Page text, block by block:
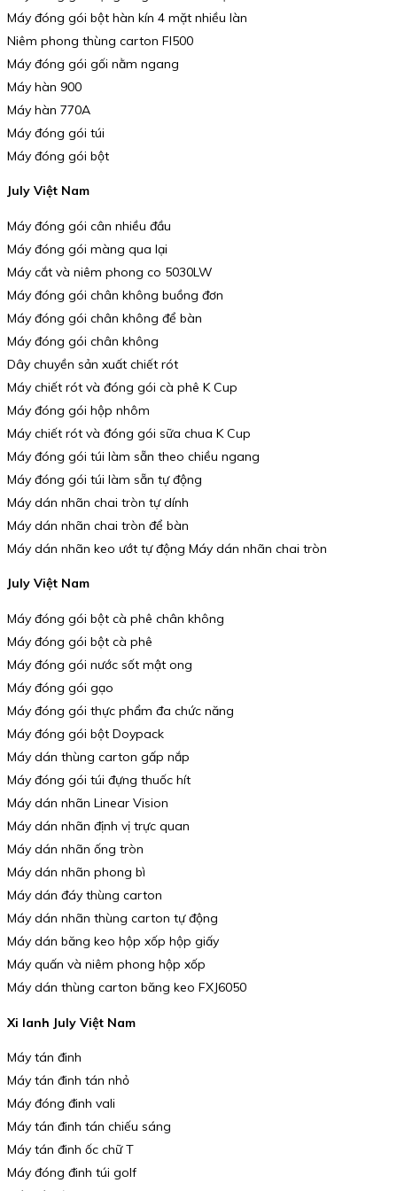
Máy đóng gói bột hàn kín 4 mặt nhiều làn
Niêm phong thùng carton FI500
Máy đóng gói gối nằm ngang
Máy hàn 900
Máy hàn 770A
Máy đóng gói túi
Máy đóng gói bột
July Việt Nam
Máy đóng gói cân nhiều đầu
Máy đóng gói màng qua lại
Máy cắt và niêm phong co 5030LW
Máy đóng gói chân không buồng đơn
Máy đóng gói chân không để bàn
Máy đóng gói chân không
Dây chuyền sản xuất chiết rót
Máy chiết rót và đóng gói cà phê K Cup
Máy đóng gói hộp nhôm
Máy chiết rót và đóng gói sữa chua K Cup
Máy đóng gói túi làm sẵn theo chiều ngang
Máy đóng gói túi làm sẵn tự động
Máy dán nhãn chai tròn tự dính
Máy dán nhãn chai tròn để bàn
Máy dán nhãn keo ướt tự động Máy dán nhãn chai tròn
July Việt Nam
Máy đóng gói bột cà phê chân không
Máy đóng gói bột cà phê
Máy đóng gói nước sốt mật ong
Máy đóng gói gạo
Máy đóng gói thực phẩm đa chức năng
Máy đóng gói bột Doypack
Máy dán thùng carton gấp nắp
Máy đóng gói túi đựng thuốc hít
Máy dán nhãn Linear Vision
Máy dán nhãn định vị trực quan
Máy dán nhãn ống tròn
Máy dán nhãn phong bì
Máy dán đáy thùng carton
Máy dán nhãn thùng carton tự động
Máy dán băng keo hộp xốp hộp giấy
Máy quấn và niêm phong hộp xốp
Máy dán thùng carton băng keo FXJ6050
Xi lanh July Việt Nam
Máy tán đinh
Máy tán đinh tán nhỏ
Máy đóng đinh vali
Máy tán đinh tán chiếu sáng
Máy tán đinh ốc chữ T
Máy đóng đinh túi golf